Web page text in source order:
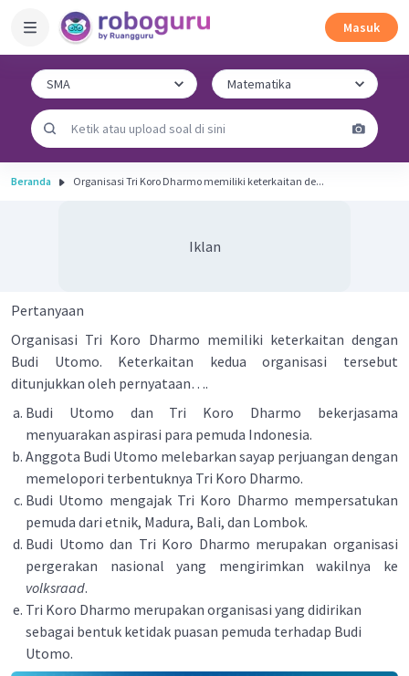
Masuk
Beranda Organisasi Tri Koro Dharmo memiliki keterkaitan de...
Iklan
Pertanyaan
Organisasi Tri Koro Dharmo memiliki keterkaitan dengan
Budi Utomo. Keterkaitan kedua organisasi tersebut
ditunjukkan oleh pernyataan….
Budi Utomo dan Tri Koro Dharmo bekerjasama
menyuarakan aspirasi para pemuda Indonesia.
Anggota Budi Utomo melebarkan sayap perjuangan dengan
memelopori terbentuknya Tri Koro Dharmo.
Budi Utomo mengajak Tri Koro Dharmo mempersatukan
pemuda dari etnik, Madura, Bali, dan Lombok.
Budi Utomo dan Tri Koro Dharmo merupakan organisasi
pergerakan nasional yang mengirimkan wakilnya ke
volksraad.
Tri Koro Dharmo merupakan organisasi yang didirikan
sebagai bentuk ketidak puasan pemuda terhadap Budi
Utomo.